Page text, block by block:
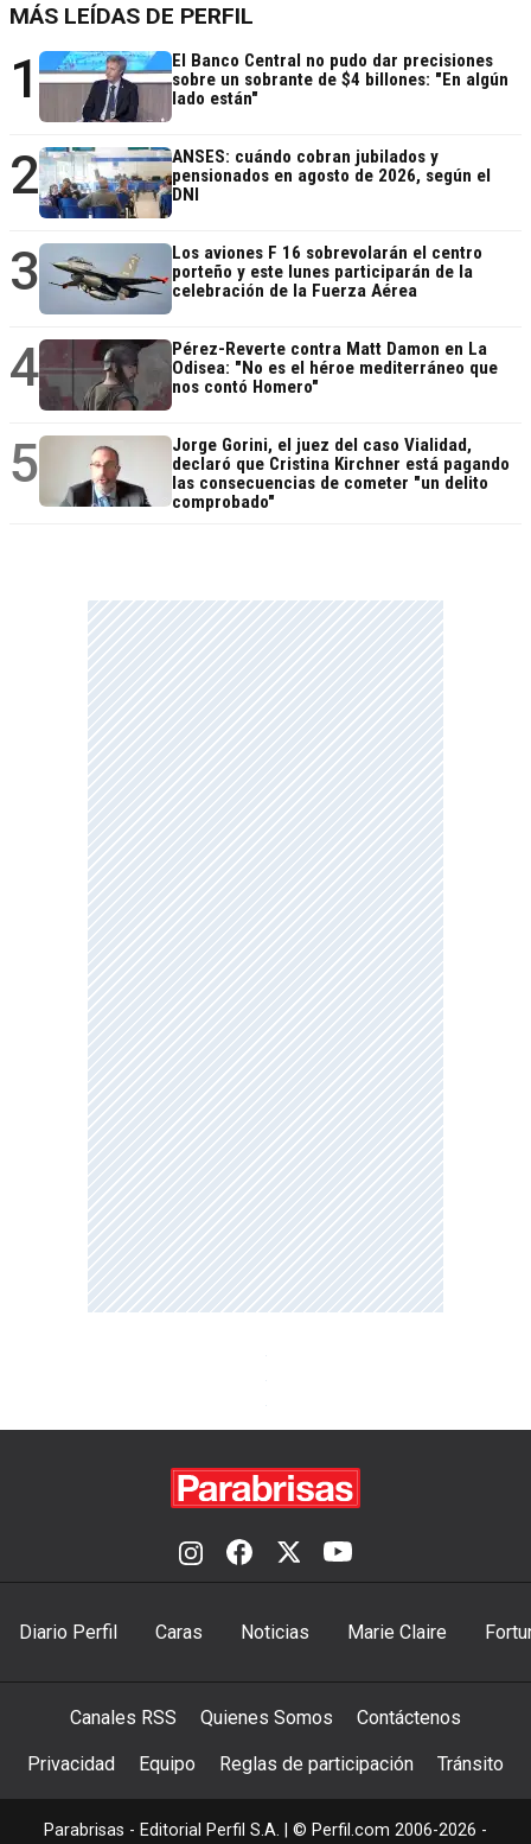
MÁS LEÍDAS DE PERFIL
1
El Banco Central no pudo dar precisiones
sobre un sobrante de $4 billones: "En algún
lado están"
2
ANSES: cuándo cobran jubilados y
pensionados en agosto de 2026, según el
DNI
3
Los aviones F 16 sobrevolarán el centro
porteño y este lunes participarán de la
celebración de la Fuerza Aérea
4
Pérez-Reverte contra Matt Damon en La
Odisea: "No es el héroe mediterráneo que
nos contó Homero"
5
Jorge Gorini, el juez del caso Vialidad,
declaró que Cristina Kirchner está pagando
las consecuencias de cometer "un delito
comprobado"
Diario Perfil Caras Noticias Marie Claire
Canales RSS Quienes Somos Contáctenos
Privacidad Equipo Reglas de participación Tránsito
Parabrisas - Editorial Perfil S.A. | © Perfil.com 2006-2026 -